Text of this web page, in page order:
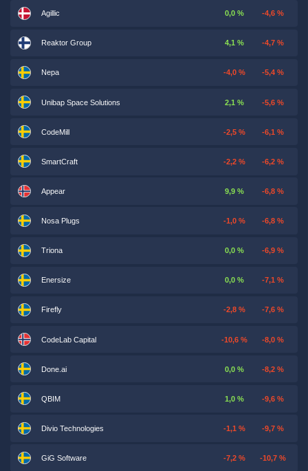
Agillic 0,0 % -4,6 %
Reaktor Group 4,1 % -4,7 %
Nepa -4,0 % -5,4 %
Unibap Space Solutions 2,1 % -5,6 %
CodeMill -2,5 % -6,1 %
SmartCraft -2,2 % -6,2 %
Appear 9,9 % -6,8 %
Nosa Plugs -1,0 % -6,8 %
Triona 0,0 % -6,9 %
Enersize 0,0 % -7,1 %
Firefly -2,8 % -7,6 %
CodeLab Capital -10,6 % -8,0 %
Done.ai 0,0 % -8,2 %
QBIM 1,0 % -9,6 %
Divio Technologies -1,1 % -9,7 %
GiG Software -7,2 % -10,7 %